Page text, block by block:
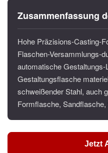
Zusammenfassung
Hohe Präzisions-Casting-
Flaschen-Versammlungs-
automatische
Gestaltungsflasche
schweißender Stahl, auch
Formflasche,
Jetzt